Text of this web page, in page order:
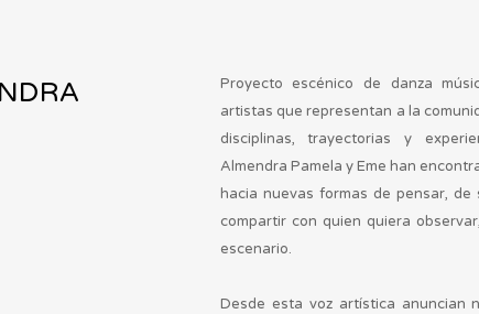
Proyecto escénico de danza
artistas que representan a la
disciplinas, trayectorias y
Almendra Pamela y Eme han
hacia nuevas formas de pensar,
compartir con quien quiera
escenario.
Desde esta voz artística anuncian